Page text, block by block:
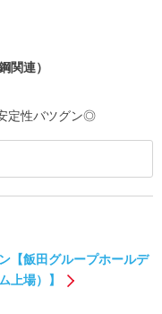
関連）
定性バツグン◎
【飯田グループホールデ
上場）】